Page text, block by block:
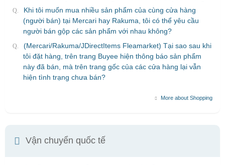
Khi tôi muốn mua nhiều sản phẩm của cùng cửa hàng
(người bán) tại Mercari hay Rakuma, tôi có thể yêu cầu
người bán gộp các sản phẩm với nhau không?
(Mercari/Rakuma/JDirectItems Fleamarket) Tại sao sau khi
tôi đặt hàng, trên trang Buyee hiện thông báo sản phẩm
này đã bán, mà trên trang gốc của các cửa hàng lại vẫn
hiện tình trạng chưa bán?
More about Shopping
Vận chuyển quốc tế